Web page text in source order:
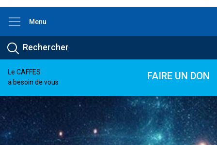
Menu
Le CAFFES
a besoin de vous
FAIRE UN DON